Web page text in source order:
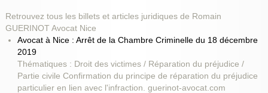
Retrouvez tous les billets et articles juridiques de Romain
GUERINOT Avocat Nice
Avocat à Nice : Arrêt de la Chambre Criminelle du 18 décembre
2019
Thématiques : Droit des victimes / Réparation du préjudice /
Partie civile Confirmation du principe de réparation du préjudice
particulier en lien avec l'infraction. guerinot-avocat.com